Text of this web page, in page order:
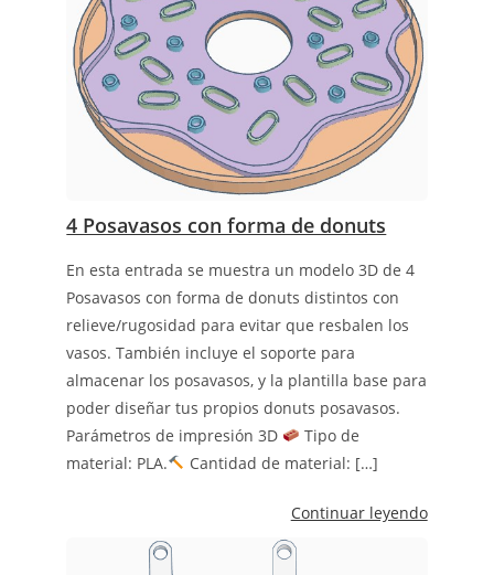
4 Posavasos con forma de donuts
En esta entrada se muestra un modelo 3D de 4
Posavasos con forma de donuts distintos con
relieve/rugosidad para evitar que resbalen los
vasos. También incluye el soporte para
almacenar los posavasos, y la plantilla base para
poder diseñar tus propios donuts posavasos.
Parámetros de impresión 3D
Tipo de
material: PLA.
Cantidad de material: […]
Continuar leyendo